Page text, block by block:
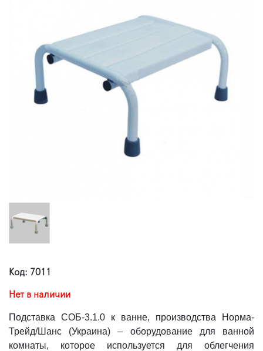
Код: 7011
Нет в наличии
Подставка СОБ-3.1.0 к ванне, производства Норма-
Трейд/Шанс (Украина) – оборудование для ванной
комнаты, которое используется для облегчения